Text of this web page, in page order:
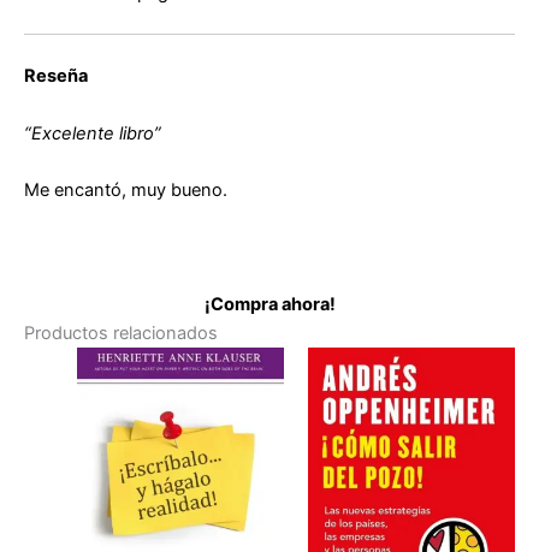
Reseña
“Excelente libro”
Me encantó, muy bueno.
¡Compra ahora!
Productos relacionados